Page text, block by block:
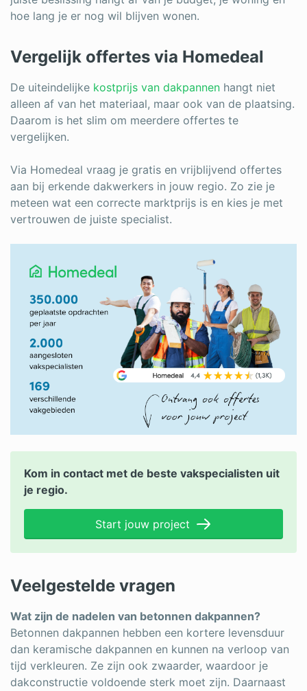
hoe lang je er nog wil blijven wonen.
Vergelijk offertes via Homedeal
De uiteindelijke kostprijs van dakpannen hangt niet
alleen af van het materiaal, maar ook van de plaatsing.
Daarom is het slim om meerdere offertes te
vergelijken.
Via Homedeal vraag je gratis en vrijblijvend offertes
aan bij erkende dakwerkers in jouw regio. Zo zie je
meteen wat een correcte marktprijs is en kies je met
vertrouwen de juiste specialist.
Kom in contact met de beste vakspecialisten uit
je regio.
Start jouw project
Veelgestelde vragen
Wat zijn de nadelen van betonnen dakpannen?
Betonnen dakpannen hebben een kortere levensduur
dan keramische dakpannen en kunnen na verloop van
tijd verkleuren. Ze zijn ook zwaarder, waardoor je
dakconstructie voldoende sterk moet zijn. Daarnaast